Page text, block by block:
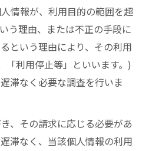
情報が、利用目的の範囲を超
う理由、または不正の手段に
という理由により、その利用
「利用停止等」といいます。)
滞なく必要な調査を行いま
、その請求に応じる必要があ
滞なく、当該個人情報の利用